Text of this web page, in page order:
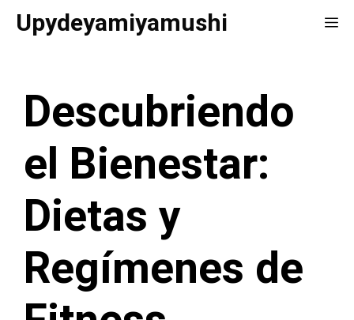
SaltarUpydeyamiyamushi
Descubriendo
el Bienestar:
Dietas y
Regímenes de